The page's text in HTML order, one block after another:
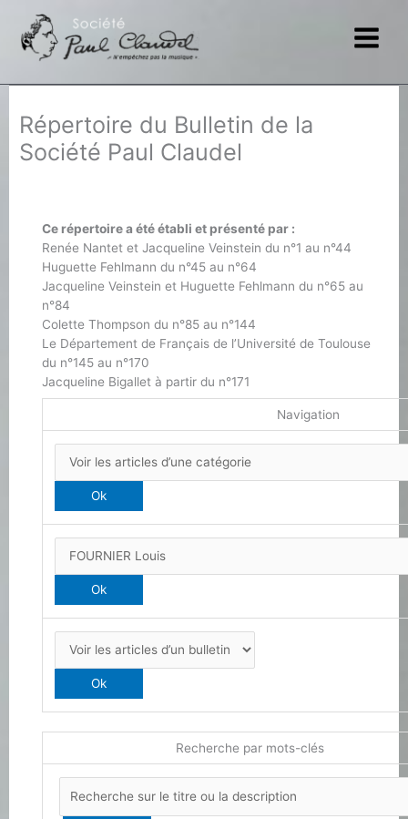
contenu
Répertoire du Bulletin de la
Société Paul Claudel
Ce répertoire a été établi et présenté par :
Renée Nantet et Jacqueline Veinstein du n°1 au n°44
Huguette Fehlmann du n°45 au n°64
Jacqueline Veinstein et Huguette Fehlmann du n°65 au
n°84
Colette Thompson du n°85 au n°144
Le Département de Français de l’Université de Toulouse
du n°145 au n°170
Jacqueline Bigallet à partir du n°171
Navigation
Recherche par mots-clés